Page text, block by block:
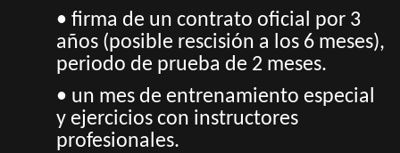
• firma de un contrato oficial por 3
años (posible rescisión a los 6 meses),
periodo de prueba de 2 meses.
• un mes de entrenamiento especial
y ejercicios con instructores
profesionales.